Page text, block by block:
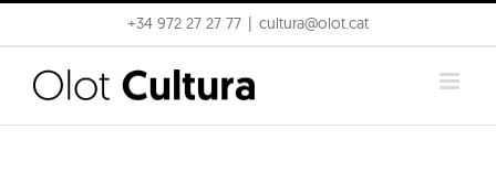
to
content
+34 972 27 27 77 cultura@olot.cat